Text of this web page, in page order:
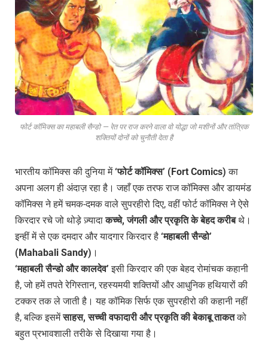
फोर्ट कॉमिक्स का महाबली सैन्डो — रेत पर राज करने वाला वो योद्धा जो मशीनों और तांत्रिक
शक्तियों दोनों को चुनौती देता है
भारतीय कॉमिक्स की दुनिया में‘फोर्टकॉमिक्स’ (Fort Comics) का
अपना अलग ही अंदाज़ रहा है। जहाँ एक तरफ राज कॉमिक्स और डायमंड
कॉमिक्स ने हमें चमक-दमक वाले सुपरहीरो दिए, वहीं फोर्ट कॉमिक्स ने ऐसे
किरदार रचे जो थोड़े ज़्यादाकच्चे,जंगलीऔरप्रकृतिकेबेहदकरीबथे।
इन्हीं में से एक दमदार और यादगार किरदार है ‘महाबलीसैन्डो’
(Mahabali Sandy) ।
‘महाबलीसैन्डोऔरकालदेव’ इसी किरदार की एक बेहद रोमांचक कहानी
है, जो हमें तपते रेगिस्तान, रहस्यमयी शक्तियों और आधुनिक हथियारों की
टक्कर तक ले जाती है। यह कॉमिक सिर्फ एक सुपरहीरो की कहानी नहीं
है, बल्कि इसमेंसाहस,सच्चीवफादारीऔरप्रकृतिकीबेकाबूताकतको
बहुत प्रभावशाली तरीके से दिखाया गया है।